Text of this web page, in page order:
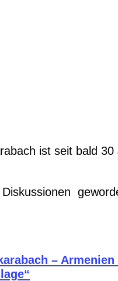
ist seit bald 30
– Armenien